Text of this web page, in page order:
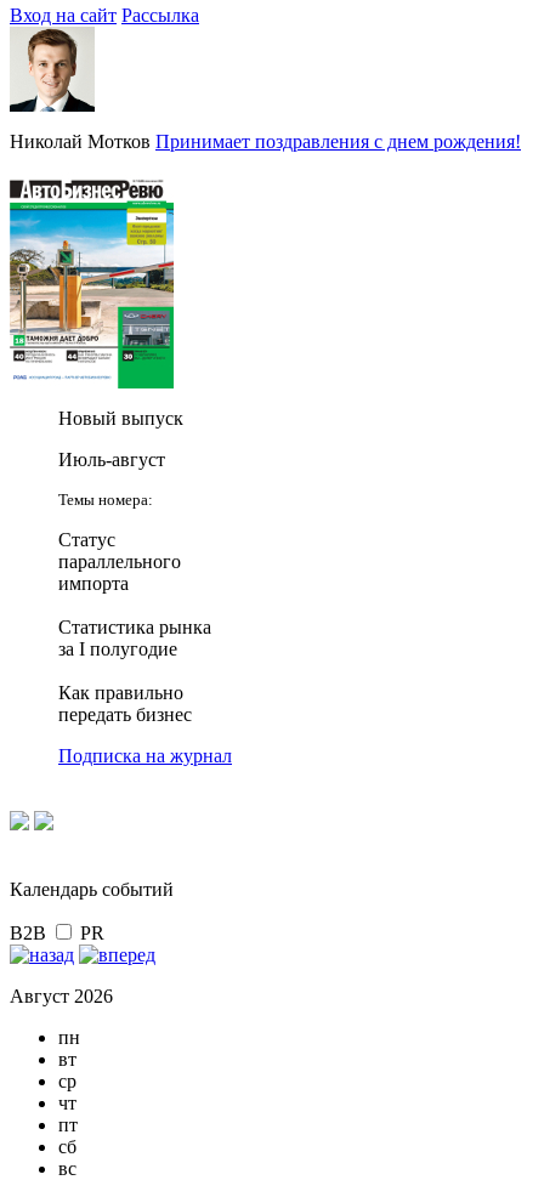
Вход на сайт Рассылка
Николай Мотков Принимает поздравления с днем рождения!
Новый выпуск
Июль-август
Темы номера:
Статус
параллельного
импорта
Статистика рынка
за I полугодие
Как правильно
передать бизнес
Подписка на журнал
Календарь событий
B2B PR
Август 2026
пн
вт
ср
чт
пт
сб
вс